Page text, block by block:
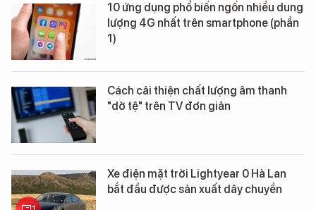
10 ứng dụng phổ biến ngốn nhiều dung
lượng 4G nhất trên smartphone (phần
1)
Cách cải thiện chất lượng âm thanh
"dở tệ" trên TV đơn giản
Xe điện mặt trời Lightyear 0 Hà Lan
bắt đầu được sản xuất dây chuyền